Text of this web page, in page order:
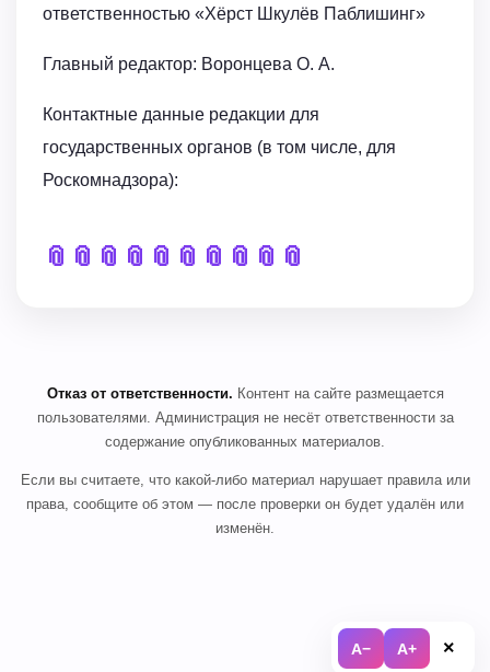
A− A+ ×
ответственностью «Хёрст Шкулёв Паблишинг»
Главный редактор: Воронцева О. А.
Контактные данные редакции для
государственных органов (в том числе, для
Роскомнадзора):
📎 📎 📎 📎 📎 📎 📎 📎 📎 📎
Отказ от ответственности. Контент на сайте размещается
пользователями. Администрация не несёт ответственности за
содержание опубликованных материалов.
Если вы считаете, что какой-либо материал нарушает правила или
права, сообщите об этом — после проверки он будет удалён или
изменён.